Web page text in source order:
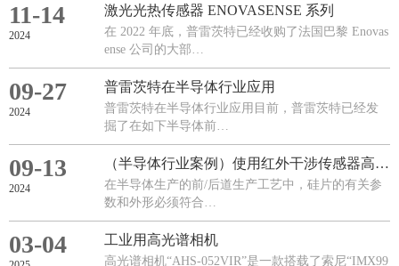
11-14
2024
激光光热传感器 ENOVASENSE 系列
在 2022 年底，普雷茨特已经收购了法国巴黎 Enovas
ense 公司的大部…
09-27
2024
普雷茨特在半导体行业应用
普雷茨特在半导体行业应用目前，普雷茨特已经发
掘了在如下半导体前…
09-13
2024
（半导体行业案例）使用红外干涉传感器高速测量硅片厚度
在半导体生产的前/后道生产工艺中，硅片的有关参
数和外形必须符合…
03-04 工业用高光谱相机
高光谱相机“AHS-052VIR”是一款搭载了索尼“IMX99